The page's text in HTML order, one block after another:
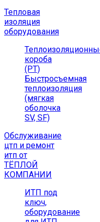
Тепловая
изоляция
оборудования
короба
(РТ)
Быстросъемная
теплоизоляция
(мягкая
оболочка
SV, SF)
Обслуживание
цтп и ремонт
итп от
ТЁПЛОЙ
КОМПАНИИ
ИТП под
ключ,
оборудование